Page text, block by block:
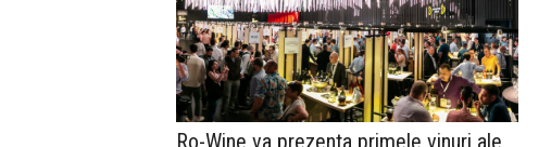
Ro-Wine va prezenta primele vinuri ale